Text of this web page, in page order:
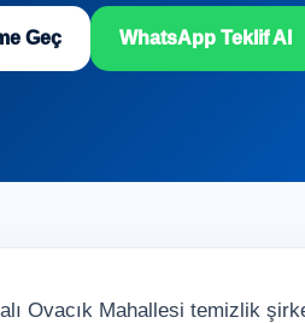
Geç WhatsApp Teklif Al
Ovacık Mahallesi temizlik